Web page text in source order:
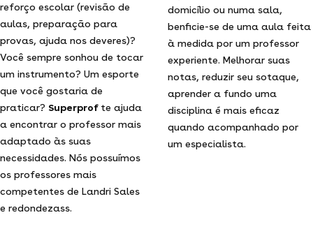
reforço escolar (revisão de
aulas, preparação para
provas, ajuda nos deveres)?
Você sempre sonhou de tocar
um instrumento? Um esporte
que você gostaria de
praticar? Superprof te ajuda
a encontrar o professor mais
adaptado às suas
necessidades. Nós possuímos
os professores mais
competentes de Landri Sales
e redondezass.
domicílio ou numa sala,
benficie-se de uma aula feita
à medida por um professor
experiente. Melhorar suas
notas, reduzir seu sotaque,
aprender a fundo uma
disciplina é mais eficaz
quando acompanhado por
um especialista.